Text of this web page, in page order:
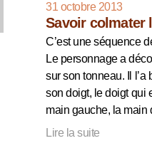
31 octobre 2013
Savoir
C’est une séquence
Le personnage a
sur son tonneau. Il l’a
son doigt, le doigt qui
main gauche, la
Lire la suite